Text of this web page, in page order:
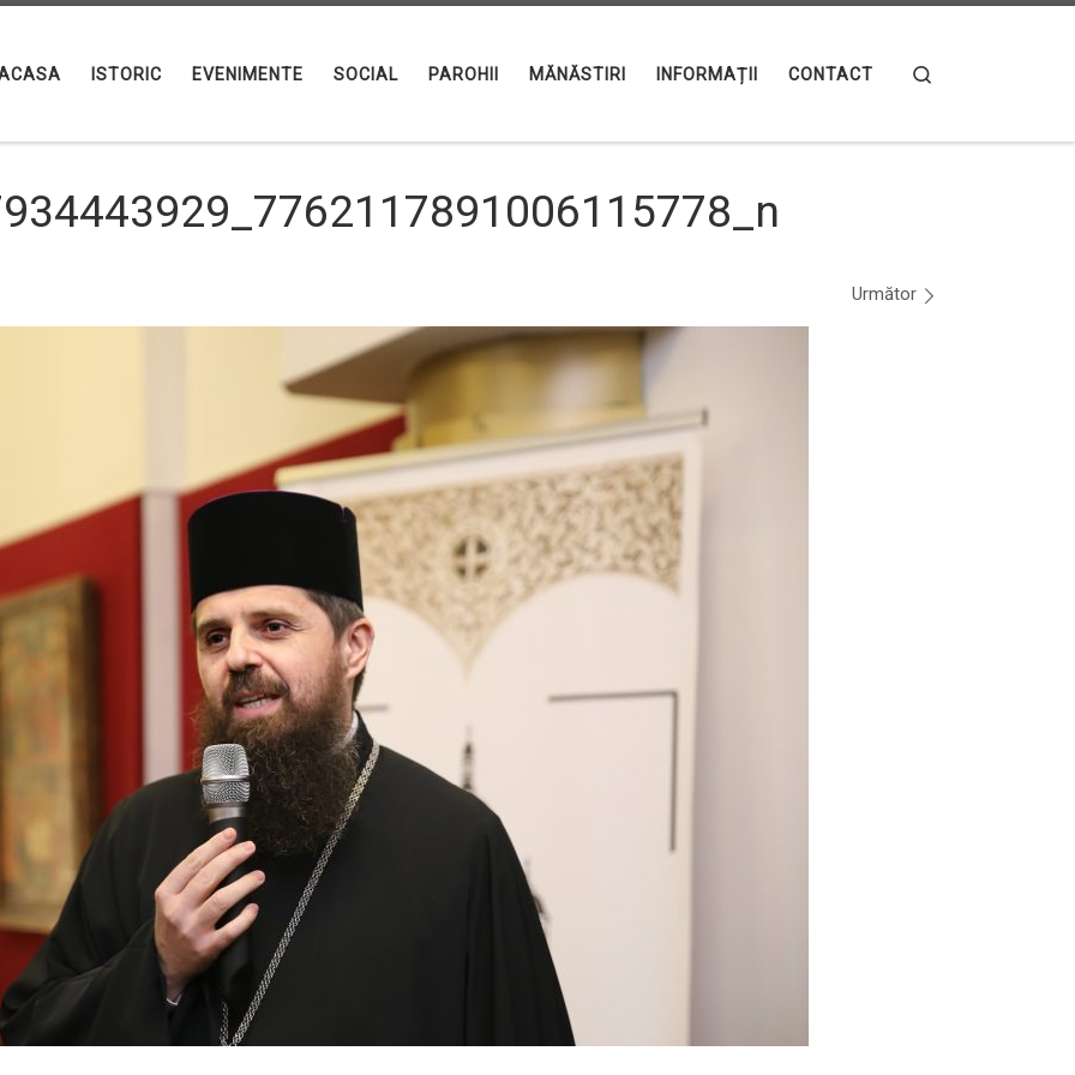
ISTORIC EVENIMENTE SOCIAL PAROHII MĂNĂSTIRI INFORMAȚII CONTACT
Următor